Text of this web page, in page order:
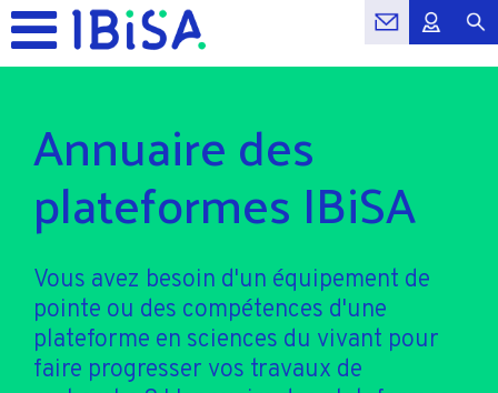
Annuaire des
plateformes IBiSA
Vous avez besoin d'un équipement de
pointe ou des compétences d'une
plateforme en sciences du vivant pour
faire progresser vos travaux de